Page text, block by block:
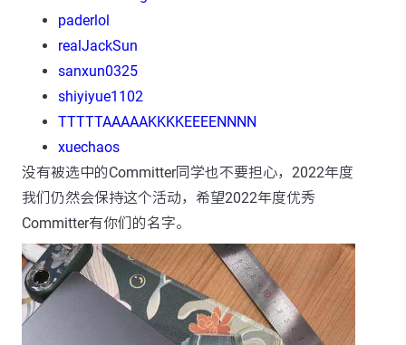
paderlol
realJackSun
sanxun0325
shiyiyue1102
TTTTTAAAAAKKKKEEEENNNN
xuechaos
没有被选中的Committer同学也不要担心，2022年度
我们仍然会保持这个活动，希望2022年度优秀
Committer有你们的名字。